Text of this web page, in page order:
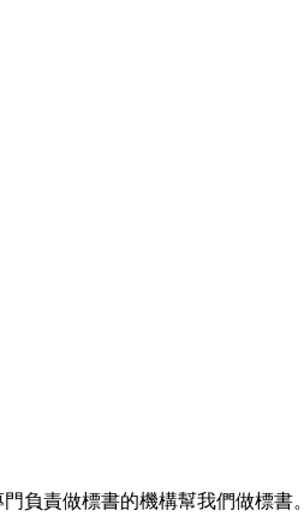
負責做標書的機構幫我們做標書。